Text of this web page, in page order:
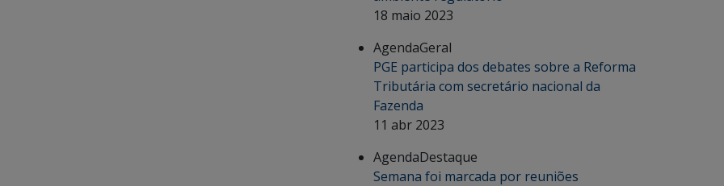
18 maio 2023
AgendaGeral
PGE participa dos debates sobre a Reforma
Tributária com secretário nacional da
Fazenda
11 abr 2023
AgendaDestaque
Semana foi marcada por reuniões